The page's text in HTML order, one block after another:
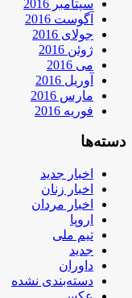
سپتامبر 2016
آگوست 2016
جولای 2016
ژوئن 2016
می 2016
آوریل 2016
مارس 2016
فوریه 2016
دسته‌ها
اخبار جدید
اخبار زنان
اخبار مردان
اروپا
تیم ملی
جدید
داوران
دسته‌بندی نشده